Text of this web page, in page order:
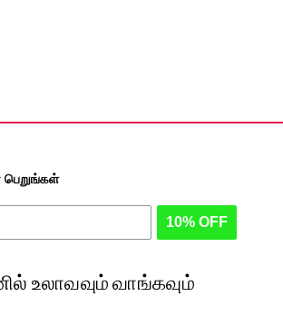
பெறுங்கள்
10% OFF
உலாவவும் வாங்கவும்